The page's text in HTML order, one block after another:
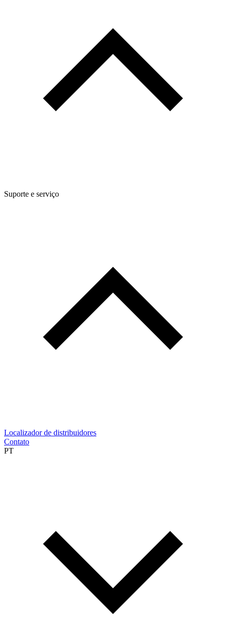
Suporte e serviço
Localizador de distribuidores
Contato
PT